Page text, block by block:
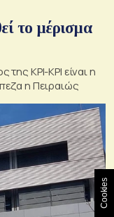
το μέρισμα
ΚΡΙ-ΚΡΙ είναι η
η Πειραιώς
Cookies